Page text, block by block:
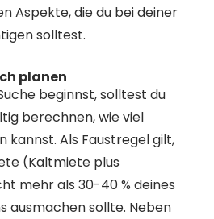
Aspekte, die du bei deiner
solltest.
planen
beginnst, solltest du
berechnen, wie viel
kannst. Als Faustregel gilt,
(Kaltmiete plus
mehr als 30-40 % deines
ausmachen sollte. Neben